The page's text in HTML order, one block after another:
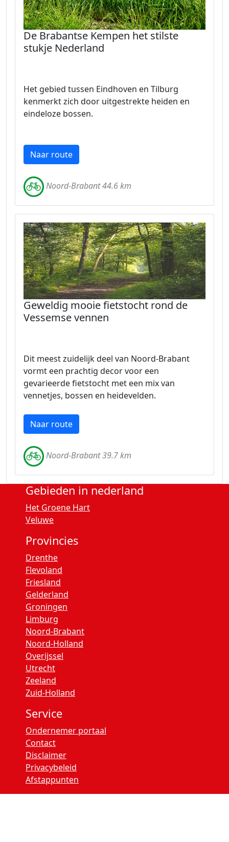
De Brabantse Kempen het stilste
stukje Nederland
Het gebied tussen Eindhoven en Tilburg
kenmerkt zich door uitgestrekte heiden en
eindeloze bossen.
Naar route
Noord-Brabant 44.6 km
Geweldig mooie fietstocht rond de
Vessemse vennen
Dit meest zuidelijk deel van Noord-Brabant
vormt een prachtig decor voor een
gevarieerde fietstocht met een mix van
vennetjes, bossen en heidevelden.
Naar route
Noord-Brabant 39.7 km
Gebieden in nederland
Het Groene Hart
Veluwe
Provincies
Drenthe
Flevoland
Friesland
Gelderland
Groningen
Limburg
Noord-Brabant
Noord-Holland
Overijssel
Utrecht
Zeeland
Zuid-Holland
Service
Ondernemer portaal
Contact
Disclaimer
Privacybeleid
Afstappunten